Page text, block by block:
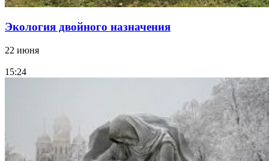
Экология двойного назначения
22 июня
15:24